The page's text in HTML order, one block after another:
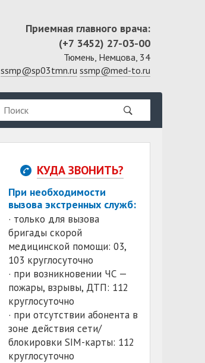
Приемная главного врача:
(+7 3452) 27-03-00
Тюмень, Немцова, 34
ssmp@sp03tmn.ru ssmp@med-to.ru
КУДА ЗВОНИТЬ?
При необходимости
вызова экстренных служб:
· только для вызова
бригады скорой
медицинской помощи: 03,
103 круглосуточно
· при возникновении ЧС —
пожары, взрывы, ДТП: 112
круглосуточно
· при отсутствии абонента в
зоне действия сети/
блокировки SIM-карты: 112
круглосуточно